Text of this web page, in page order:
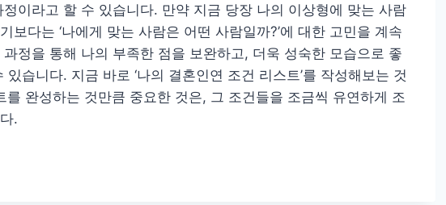
이라고 할 수 있습니다. 만약 지금 당장 나의 이상형에 맞는 사람
보다는 ‘나에게 맞는 사람은 어떤 사람일까?’에 대한 고민을 계속
정을 통해 나의 부족한 점을 보완하고, 더욱 성숙한 모습으로 좋
습니다. 지금 바로 ‘나의 결혼인연 조건 리스트’를 작성해보는 것
를 완성하는 것만큼 중요한 것은, 그 조건들을 조금씩 유연하게 조
.